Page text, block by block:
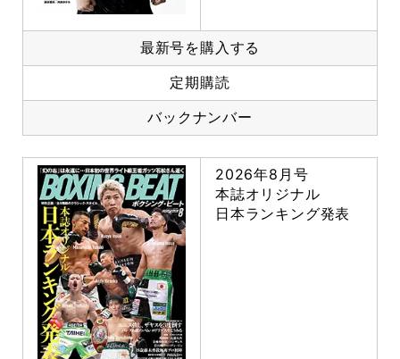
最新号を購入する
定期購読
バックナンバー
2026年8月号
本誌オリジナル
日本ランキング発表